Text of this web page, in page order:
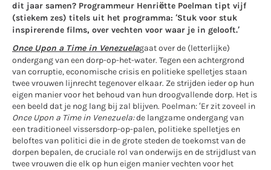
dit jaar samen? Programmeur Henriëtte Poelman tipt vijf
(stiekem zes) titels uit het programma: ‘Stuk voor stuk
inspirerende films, over vechten voor waar je in gelooft.’
Once Upon a Time in Venezuelagaat over de (letterlijke)
ondergang van een dorp-op-het-water. Tegen een achtergrond
van corruptie, economische crisis en politieke spelletjes staan
twee vrouwen lijnrecht tegenover elkaar. Ze strijden ieder op hun
eigen manier voor het behoud van hun droogvallende dorp. Het is
een beeld dat je nog lang bij zal blijven. Poelman: ‘Er zit zoveel in
Once Upon a Time in Venezuela:de langzame ondergang van
een traditioneel vissersdorp-op-palen, politieke spelletjes en
beloftes van politici die in de grote steden de toekomst van de
dorpen bepalen, de cruciale rol van onderwijs en de strijdlust van
twee vrouwen die elk op hun eigen manier vechten voor het